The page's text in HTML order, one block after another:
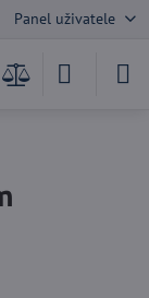
Panel uživatele